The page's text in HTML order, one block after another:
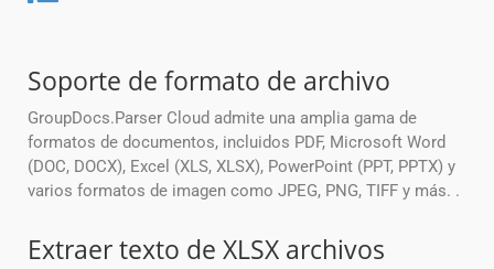
Soporte de formato de archivo
GroupDocs.Parser Cloud admite una amplia gama de
formatos de documentos, incluidos PDF, Microsoft Word
(DOC, DOCX), Excel (XLS, XLSX), PowerPoint (PPT, PPTX) y
varios formatos de imagen como JPEG, PNG, TIFF y más. .
Extraer texto de XLSX archivos